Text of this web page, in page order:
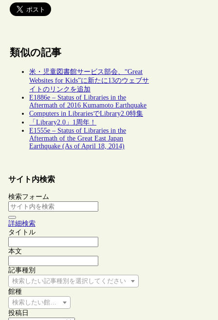
類似の記事
米・児童図書館サービス部会、“Great
Websites for Kids”に新たに13のウェブサ
イトのリンクを追加
E1886e – Status of Libraries in the
Aftermath of 2016 Kumamoto Earthquake
Computers in LibrariesでLibrary2.0特集
「Library2.0」1周年！
E1555e – Status of Libraries in the
Aftermath of the Great East Japan
Earthquake (As of April 18, 2014)
サイト内検索
検索フォーム
詳細検索
タイトル
本文
記事種別
検索したい記事種別を選択してください
館種
検索したい館種を選択してください
投稿日